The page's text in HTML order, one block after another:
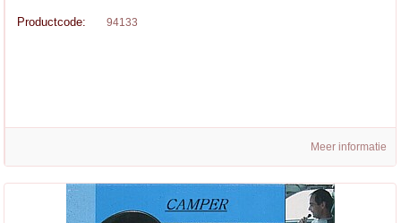
Productcode: 94133
Meer informatie